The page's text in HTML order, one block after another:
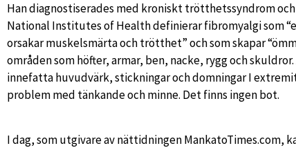
Han diagnostiserades med kroniskt trötthetssyndrom
National Institutes of Health definierar fibromyalgi som
orsakar muskelsmärta och trötthet” och som skapar
områden som höfter, armar, ben, nacke, rygg och
innefatta huvudvärk, stickningar och domningar I
problem med tänkande och minne. Det finns ingen bot.
I dag, som utgivare av nättidningen MankatoTimes.com,